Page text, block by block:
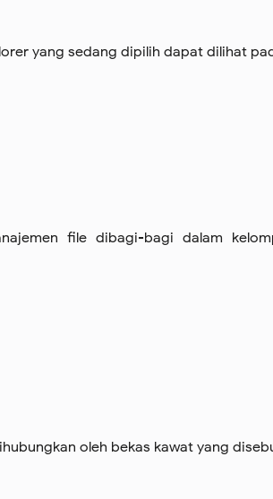
yang sedang dipilih dapat dilihat
file dibagi-bagi dalam
oleh bekas kawat yang